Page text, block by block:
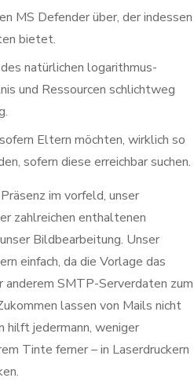
MS Defender über, der indessen
bietet.
natürlichen logarithmus-
und Ressourcen schlichtweg
Eltern möchten, wirklich so
sofern diese erreichbar suchen.
im vorfeld, unser
zahlreichen enthaltenen
Bildbearbeitung. Unser
einfach, da die Vorlage das
SMTP-Serverdaten zum
lassen von Mails nicht
hilft jedermann, weniger
Tinte ferner – in Laserdruckern